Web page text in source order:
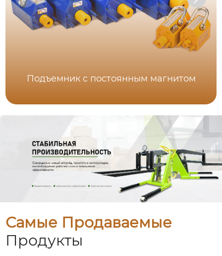
Подъемник с постоянным магнитом
Самые Продаваемые
Продукты